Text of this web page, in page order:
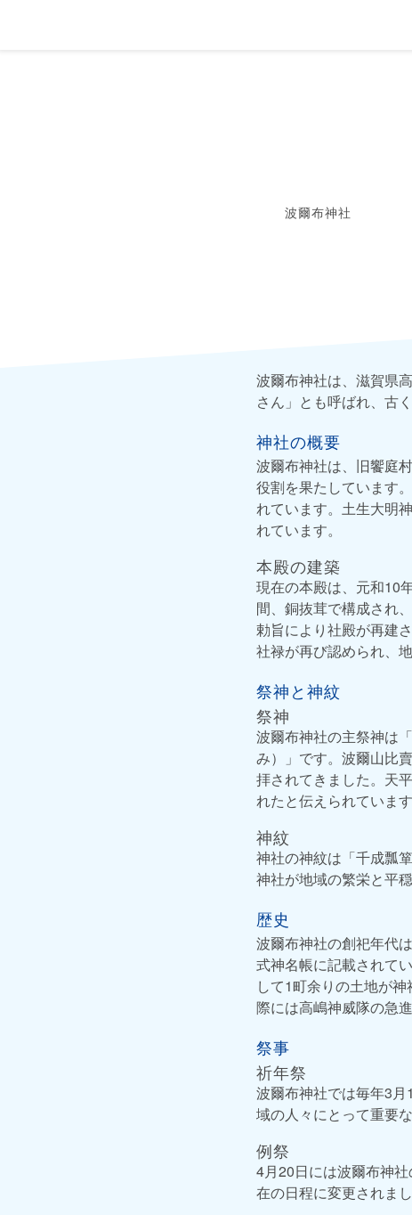
波爾布神社
波爾布神社は、滋賀県
さん」とも呼ばれ、古
神社の概要
波爾布神社は、旧饗庭
役割を果たしています
れています。土生大明
れています。
本殿の建築
現在の本殿は、元和10
間、銅抜茸で構成され
勅旨により社殿が再建
社禄が再び認められ、
祭神と神紋
祭神
波爾布神社の主祭神は
み）」です。波爾山比
拝されてきました。天
れたと伝えられています
神紋
神社の神紋は「千成瓢
神社が地域の繁栄と平
歴史
波爾布神社の創祀年代
式神名帳に記載されて
して1町余りの土地が
際には高嶋神威隊の急
祭事
祈年祭
波爾布神社では毎年3
域の人々にとって重要な
例祭
4月20日には波爾布神
在の日程に変更されま